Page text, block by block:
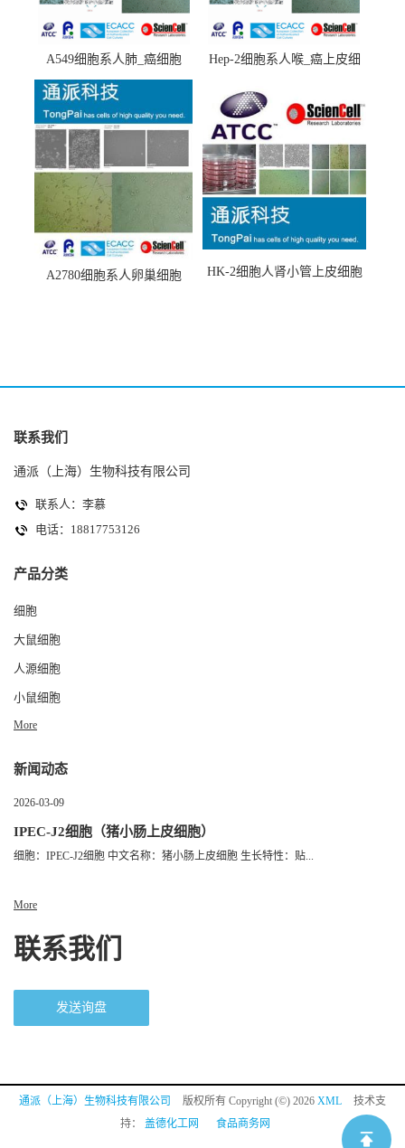
A549细胞系人肺_癌细胞
(A549细胞)
Hep-2细胞系人喉_癌上皮细
A2780细胞系人卵巢细胞
HK-2细胞人肾小管上皮细胞
联系我们
通派（上海）生物科技有限公司
联系人：李慕
电话：18817753126
产品分类
细胞
大鼠细胞
人源细胞
小鼠细胞
More
新闻动态
2026-03-09
IPEC-J2细胞（猪小肠上皮细胞）
细胞：IPEC-J2细胞 中文名称：猪小肠上皮细胞 生长特性：贴...
More
联系我们
发送询盘
通派（上海）生物科技有限公司 版权所有 Copyright (©) 2026 XML
技术支
持： 盖德化工网 食品商务网